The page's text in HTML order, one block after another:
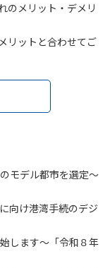
のメリット・デメリ
リットと合わせてご
モデル都市を選定〜
向け港湾手続のデジ
します〜「令和８年